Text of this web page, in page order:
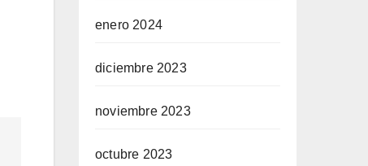
enero 2024
diciembre 2023
noviembre 2023
octubre 2023